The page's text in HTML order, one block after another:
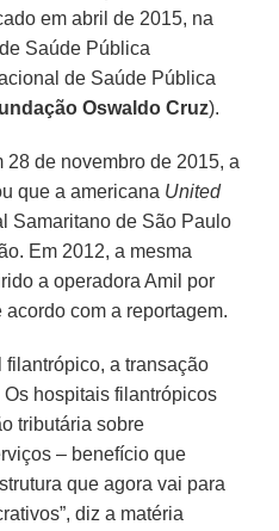
em abril de 2015, na
Saúde Pública
de Saúde Pública
Oswaldo Cruz).
28 de novembro de 2015, a
que a americana United
Samaritano de São Paulo
Em 2012, a mesma
a operadora Amil por
com a reportagem.
filantrópico, a transação
hospitais filantrópicos
tributária sobre
– benefício que
que agora vai para
diz a matéria